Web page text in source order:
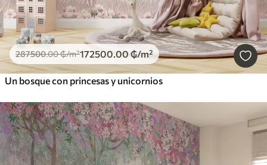
287500.00₲/m²172500.00 ₲/m²
Un bosque con princesas y unicornios